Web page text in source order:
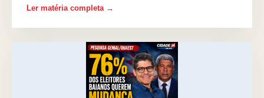
Ler matéria completa →